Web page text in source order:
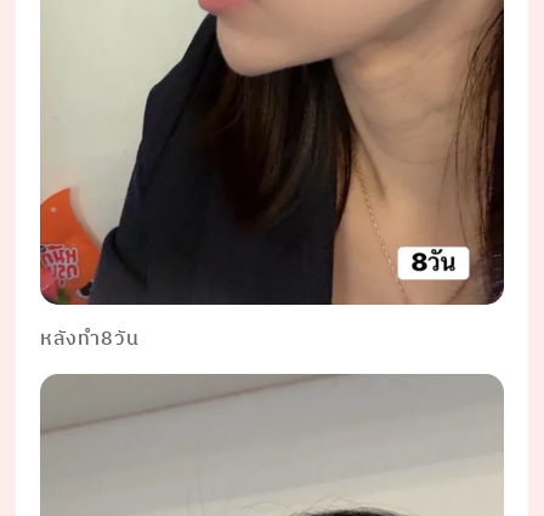
หลังทำ8วัน